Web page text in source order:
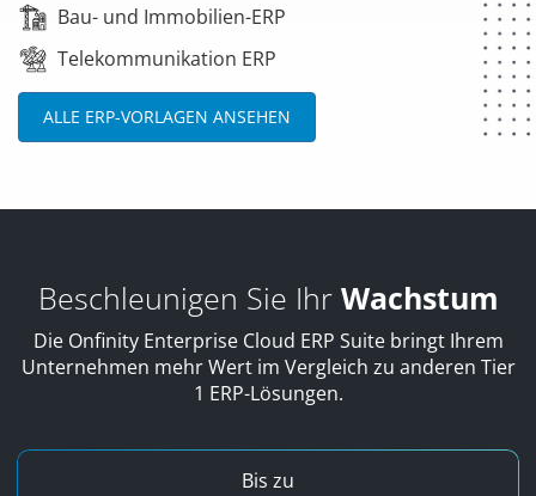
Bau- und Immobilien-ERP
Telekommunikation ERP
ALLE ERP-VORLAGEN ANSEHEN
Beschleunigen Sie Ihr Wachstum
Die Onfinity Enterprise Cloud ERP Suite bringt Ihrem
Unternehmen mehr Wert im Vergleich zu anderen Tier
1 ERP-Lösungen.
Bis zu
Kürzere Implementierungszeit